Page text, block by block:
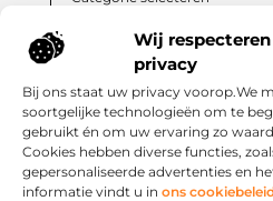
Wij
privacy
Bij ons staat uw privacy voorop.We
soortgelijke technologieën om te
gebruikt én om uw ervaring zo
Cookies hebben diverse functies,
gepersonaliseerde advertenties en
informatie vindt u in ons
Onze informatie